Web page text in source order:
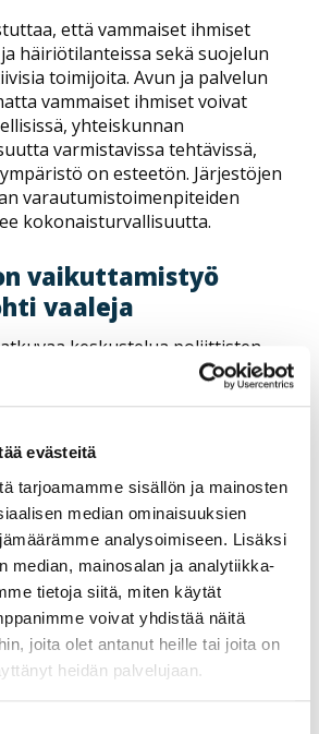
evästeitä
tarjoamamme sisällön ja mainosten
median ominaisuuksien
analysoimiseen. Lisäksi
median, mainosalan ja analytiikka-
tietoja siitä, miten käytät
voivat yhdistää näitä
joita olet antanut heille tai joita on
heidän palvelujaan.
että vammaiset ihmiset
häiriötilanteissa sekä suojelun
toimijoita. Avun ja palvelun
vammaiset ihmiset voivat
yhteiskunnan
varmistavissa tehtävissä,
on esteetön. Järjestöjen
varautumistoimenpiteiden
kokonaisturvallisuutta.
vaikuttamistyö
vaaleja
keskustelua poliittisten
vammaisnäkökulman
ohjelmiin. Lisäksi liitto
parhaillaan käynnissä
-kampanjan
päättäjien kanssa niin
kuin alueillakin lisää
liiton viesti kuuluviin.
lähestyessä vaikuttamistyö
ja ehdokkaiden suuntaan.
valmistelevia puolueiden
luonnollisesti myös.
esiin nostamisessa on tärkeä